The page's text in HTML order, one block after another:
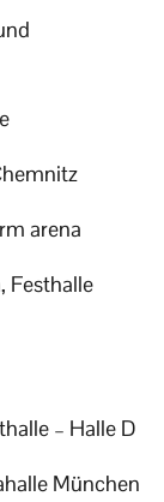
arena
Festhalle
– Halle D
München